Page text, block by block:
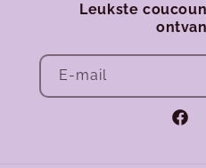
Leukste
E‑mail